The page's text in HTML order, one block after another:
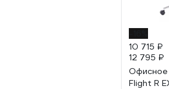
10 715 ₽
12 795 ₽
Офисное
Flight R